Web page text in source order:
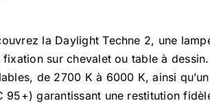
la Daylight Techne 2, une
fixation sur chevalet ou table à
de 2700 K à 6000 K, ainsi
95+) garantissant une restitution